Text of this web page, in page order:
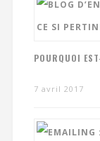
POURQUOI
7 avril 2017